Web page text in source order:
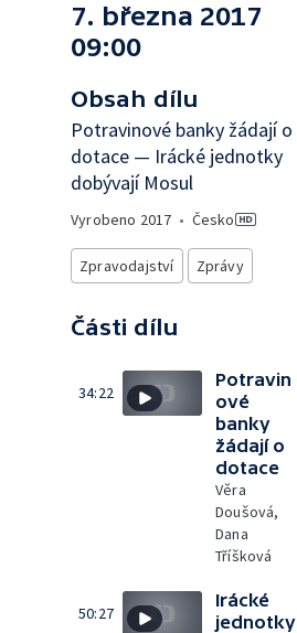
7. března 2017
09:00
Obsah dílu
Potravinové banky žádají o
dotace — Irácké jednotky
dobývají Mosul
Vyrobeno 2017 • Česko
Zpravodajství Zprávy
Části dílu
34:22
Potravin
ové
banky
žádají o
dotace
Věra
Doušová,
Dana
Tříšková
50:27
Irácké
jednotky